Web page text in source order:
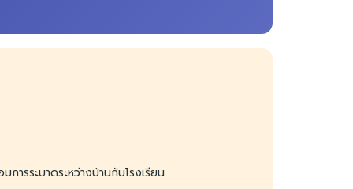
ารระบาดระหว่างบ้านกับโรงเรียน